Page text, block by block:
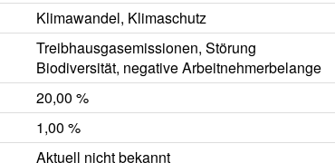
Klimawandel, Klimaschutz
Treibhausgasemissionen, Störung
Biodiversität, negative Arbeitnehmerbelange
20,00 %
1,00 %
Aktuell nicht bekannt